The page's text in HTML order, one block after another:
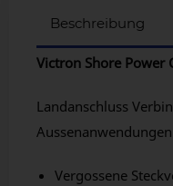
Beschreibung
Victron Shore Power
Landanschluss
Aussenanwendungen
Vergossene